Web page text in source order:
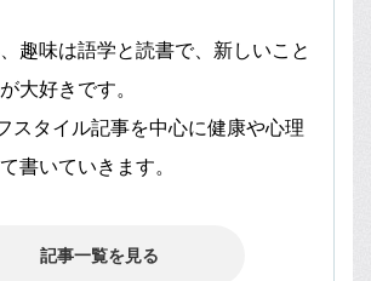
趣味は語学と読書で、新しいこと
大好きです。
スタイル記事を中心に健康や心理
書いていきます。
記事一覧を見る